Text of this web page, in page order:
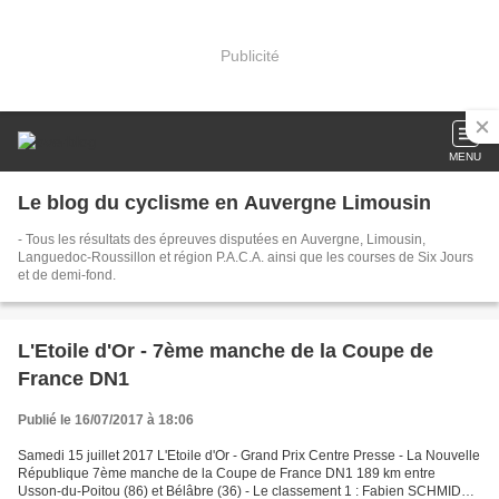
Publicité
MENU
Le blog du cyclisme en Auvergne Limousin
- Tous les résultats des épreuves disputées en Auvergne, Limousin,
Languedoc-Roussillon et région P.A.C.A. ainsi que les courses de Six Jours
et de demi-fond.
L'Etoile d'Or - 7ème manche de la Coupe de
France DN1
Publié le 16/07/2017 à 18:06
Samedi 15 juillet 2017 L'Etoile d'Or - Grand Prix Centre Presse - La Nouvelle
République 7ème manche de la Coupe de France DN1 189 km entre
Usson-du-Poitou (86) et Bélâbre (36) - Le classement 1 : Fabien SCHMIDT